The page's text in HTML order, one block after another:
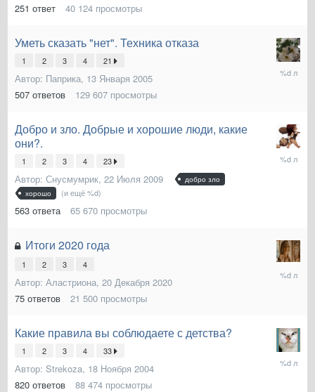
251 ответ 40 124 просмотры
Уметь сказать "нет". Техника отказа
1 2 3 4 21
Автор: Паприка, 13 Января 2005
507 ответов 129 607 просмотры
18
Добро и зло. Добрые и хорошие люди, какие
они?.
1 2 3 4 23
Автор: Снусмумрик, 22 Июля 2009
добро зло
хорошо
(и ещё %d)
563 ответа 65 670 просмотры
8
Итоги 2020 года
1 2 3 4
Автор: Аластриона, 20 Декабря 2020
75 ответов 21 500 просмотры
12
Января
Какие правила вы соблюдаете с детства?
1 2 3 4 33
Автор: Strekoza, 18 Ноября 2004
820 ответов 88 474 просмотры
10
Августа